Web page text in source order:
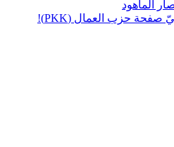
الماهود
تركيا والعراق بعد طيّ صفحة حزب العمال (PKK)!